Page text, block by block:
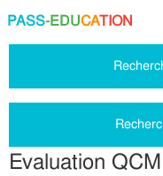
PASS-EDUCATION
Evaluation